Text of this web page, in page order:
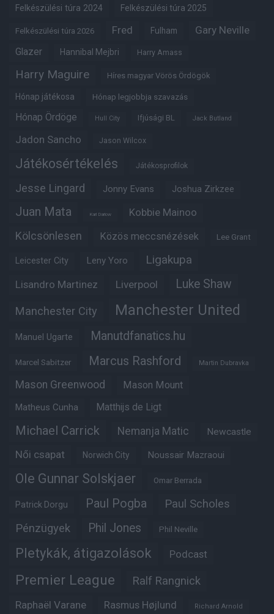
Felkészülési túra 2024 Felkészülési túra 2025
Felkészülési túra 2026 Fred Fulham Gary Neville
Glazer Hannibal Mejbri Harry Amass
Harry Maguire Híres magyar Vörös Ördögök
Hónap játékosa Hónap legjobbja szavazás
Hónap Ördöge Hull City Ifjúsági BL Jack Butland
Jadon Sancho Jason Wilcox
Játékosértékelés Játékosprofilok
Jesse Lingard Jonny Evans Joshua Zirkzee
Juan Mata Karl Darlow Kobbie Mainoo
Kölcsönlesen Közös meccsnézések Lee Grant
Leicester City Leny Yoro Ligakupa
Lisandro Martinez Liverpool Luke Shaw
Manchester City Manchester United
Manuel Ugarte Manutdfanatics.hu
Marcel Sabitzer Marcus Rashford Martin Dubravka
Mason Greenwood Mason Mount
Matheus Cunha Matthijs de Ligt
Michael Carrick Nemanja Matic Newcastle
Női csapat Norwich City Noussair Mazraoui
Ole Gunnar Solskjaer Omar Berrada
Patrick Dorgu Paul Pogba Paul Scholes
Pénzügyek Phil Jones Phil Neville
Pletykák, átigazolások Podcast
Premier League Ralf Rangnick
Raphaël Varane Rasmus Højlund Richard Arnold